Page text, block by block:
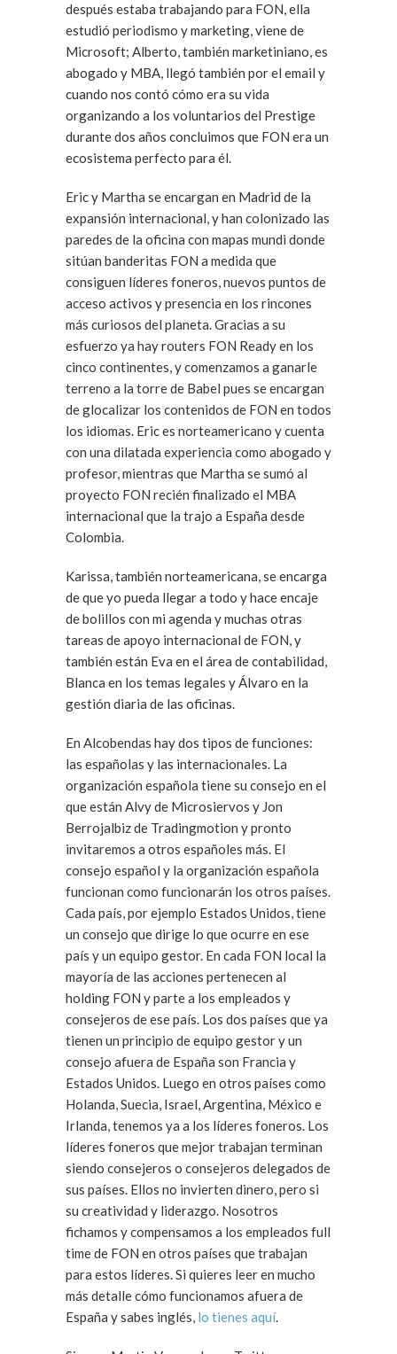
después estaba trabajando para FON, ella
estudió periodismo y marketing, viene de
Microsoft; Alberto, también marketiniano, es
abogado y MBA, llegó también por el email y
cuando nos contó cómo era su vida
organizando a los voluntarios del Prestige
durante dos años concluimos que FON era un
ecosistema perfecto para él.
Eric y Martha se encargan en Madrid de la
expansión internacional, y han colonizado las
paredes de la oficina con mapas mundi donde
sitúan banderitas FON a medida que
consiguen líderes foneros, nuevos puntos de
acceso activos y presencia en los rincones
más curiosos del planeta. Gracias a su
esfuerzo ya hay routers FON Ready en los
cinco continentes, y comenzamos a ganarle
terreno a la torre de Babel pues se encargan
de glocalizar los contenidos de FON en todos
los idiomas. Eric es norteamericano y cuenta
con una dilatada experiencia como abogado y
profesor, mientras que Martha se sumó al
proyecto FON recién finalizado el MBA
internacional que la trajo a España desde
Colombia.
Karissa, también norteamericana, se encarga
de que yo pueda llegar a todo y hace encaje
de bolillos con mi agenda y muchas otras
tareas de apoyo internacional de FON, y
también están Eva en el área de contabilidad,
Blanca en los temas legales y Álvaro en la
gestión diaria de las oficinas.
En Alcobendas hay dos tipos de funciones:
las españolas y las internacionales. La
organización española tiene su consejo en el
que están Alvy de Microsiervos y Jon
Berrojalbiz de Tradingmotion y pronto
invitaremos a otros españoles más. El
consejo español y la organización española
funcionan como funcionarán los otros países.
Cada país, por ejemplo Estados Unidos, tiene
un consejo que dirige lo que ocurre en ese
país y un equipo gestor. En cada FON local la
mayoría de las acciones pertenecen al
holding FON y parte a los empleados y
consejeros de ese país. Los dos países que ya
tienen un principio de equipo gestor y un
consejo afuera de España son Francia y
Estados Unidos. Luego en otros países como
Holanda, Suecia, Israel, Argentina, México e
Irlanda, tenemos ya a los líderes foneros. Los
líderes foneros que mejor trabajan terminan
siendo consejeros o consejeros delegados de
sus países. Ellos no invierten dinero, pero si
su creatividad y liderazgo. Nosotros
fichamos y compensamos a los empleados full
time de FON en otros países que trabajan
para estos líderes. Si quieres leer en mucho
más detalle cómo funcionamos afuera de
España y sabes inglés, lo tienes aquí.